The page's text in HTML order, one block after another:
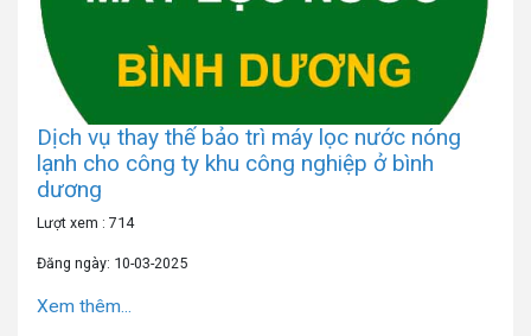
Dịch vụ thay thế bảo trì máy lọc nước nóng
lạnh cho công ty khu công nghiệp ở bình
dương
Lượt xem : 714
Đăng ngày: 10-03-2025
Xem thêm...